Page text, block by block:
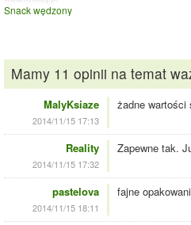
Snack wędzony
Mamy 11 opinii na temat
MalyKsiaze
2014/11/15 17:13
żadne wartości
Reality
2014/11/15 17:32
Zapewne tak.
pastelova
2014/11/15 18:11
fajne